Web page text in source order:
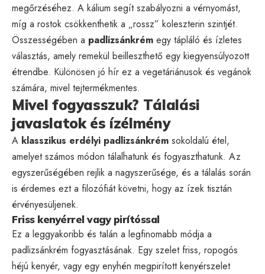
megőrzéséhez. A kálium segít szabályozni a vérnyomást,
míg a rostok csökkenthetik a „rossz” koleszterin szintjét.
Összességében a padlizsánkrém egy tápláló és ízletes
választás, amely remekül beilleszthető egy kiegyensúlyozott
étrendbe. Különösen jó hír ez a vegetáriánusok és vegánok
számára, mivel tejtermékmentes.
Mivel fogyasszuk? Tálalási
javaslatok és ízélmény
A klasszikus erdélyi padlizsánkrém sokoldalú étel,
amelyet számos módon tálalhatunk és fogyaszthatunk. Az
egyszerűségében rejlik a nagyszerűsége, és a tálalás során
is érdemes ezt a filozófiát követni, hogy az ízek tisztán
érvényesüljenek.
Friss kenyérrel vagy pirítóssal
Ez a leggyakoribb és talán a legfinomabb módja a
padlizsánkrém fogyasztásának. Egy szelet friss, ropogós
héjú kenyér, vagy egy enyhén megpirított kenyérszelet